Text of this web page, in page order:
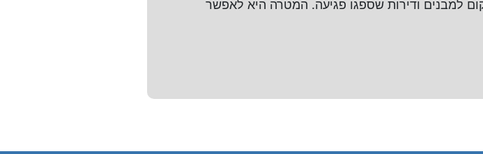
למבנים ודירות שספגו פגיעה. המטרה היא לאפשר